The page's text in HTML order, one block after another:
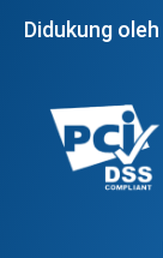
Didukung oleh